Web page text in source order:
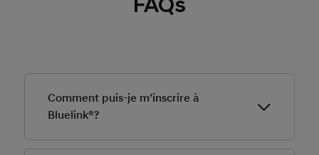
Comment puis-je m’inscrire à
Bluelink®?